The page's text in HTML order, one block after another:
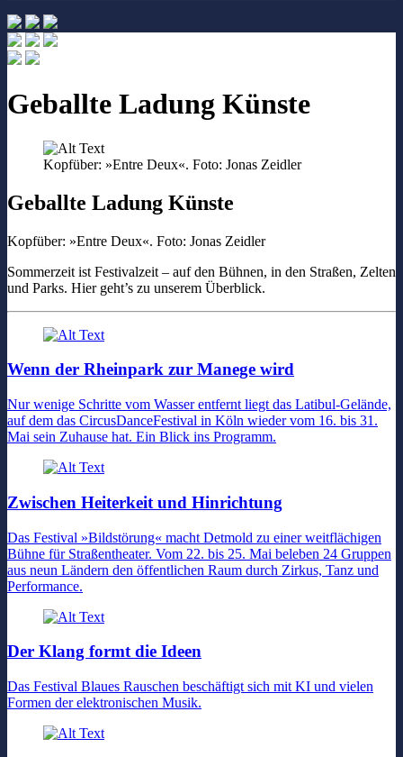
Geballte Ladung Künste
Kopfüber: »Entre Deux«. Foto: Jonas Zeidler
Geballte Ladung Künste
Kopfüber: »Entre Deux«. Foto: Jonas Zeidler
Sommerzeit ist Festivalzeit – auf den Bühnen, in den Straßen, Zelten
und Parks. Hier geht’s zu unserem Überblick.
Wenn der Rheinpark zur Manege wird
Nur wenige Schritte vom Wasser entfernt liegt das Latibul-Gelände,
auf dem das CircusDanceFestival in Köln wieder vom 16. bis 31.
Mai sein Zuhause hat. Ein Blick ins Programm.
Zwischen Heiterkeit und Hinrichtung
Das Festival »Bildstörung« macht Detmold zu einer weitflächigen
Bühne für Straßentheater. Vom 22. bis 25. Mai beleben 24 Gruppen
aus neun Ländern den öffentlichen Raum durch Zirkus, Tanz und
Performance.
Der Klang formt die Ideen
Das Festival Blaues Rauschen beschäftigt sich mit KI und vielen
Formen der elektronischen Musik.